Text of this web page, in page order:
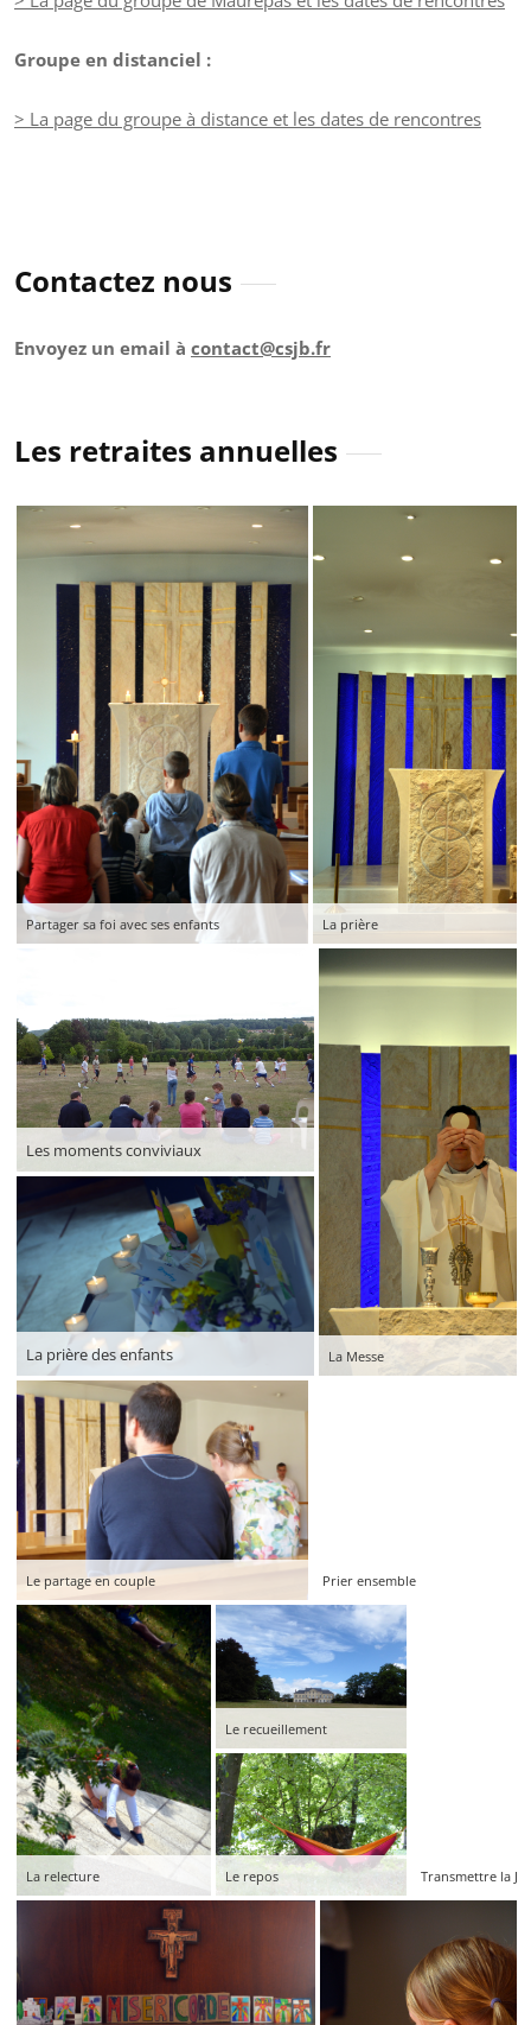
Groupe en distanciel :
> La page du groupe à distance et les dates de rencontres
Contactez nous
Envoyez un email à contact@csjb.fr
Les retraites annuelles
Partager sa foi avec ses enfants La prière
Les moments conviviaux
La prière des enfants La Messe
Le partage en couple Prier ensemble
La relecture
Le recueillement
Le repos Transmettre la